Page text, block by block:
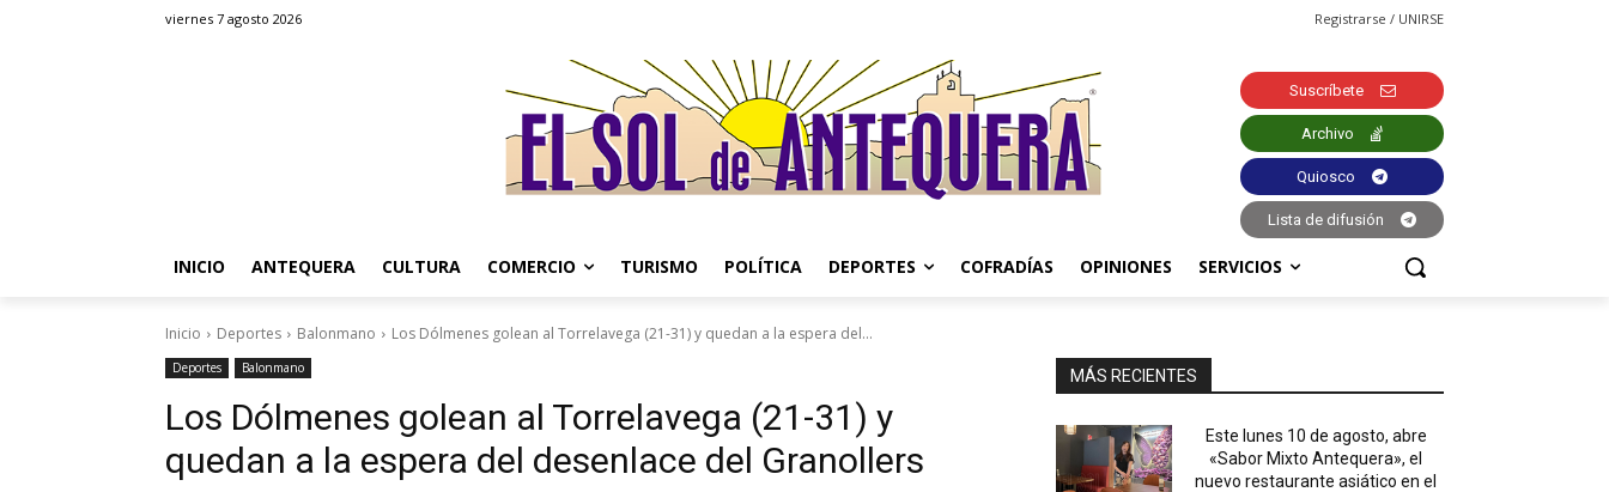
viernes 7 agosto 2026 Registrarse / UNIRSE
Suscríbete
Archivo
Quiosco
Lista de difusión
INICIO ANTEQUERA CULTURA COMERCIO TURISMO POLÍTICA DEPORTES COFRADÍAS OPINIONES SERVICIOS
Inicio Deportes Balonmano Los Dólmenes golean al Torrelavega (21-31) y quedan a la espera del...
Deportes Balonmano
Los Dólmenes golean al Torrelavega (21-31) y
quedan a la espera del desenlace del Granollers
MÁS RECIENTES
Este lunes 10 de agosto, abre
«Sabor Mixto Antequera», el
nuevo restaurante asiático en el